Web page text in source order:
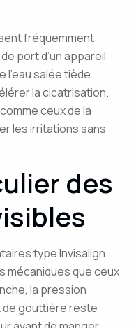
fréquemment
port d’un appareil
l’eau salée tiède
la cicatrisation.
ceux de la
les irritations sans
des
type Invisalign
mécaniques que ceux
la pression
de gouttière reste